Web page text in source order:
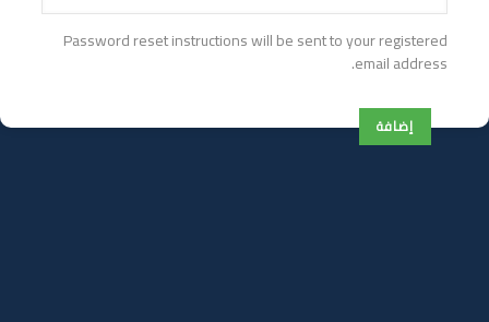
Password reset instructions will be sent to your registered
email address.